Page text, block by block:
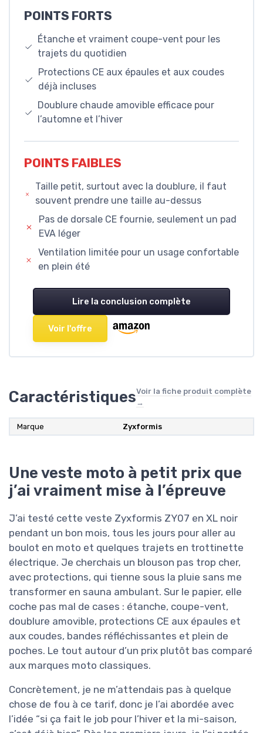
POINTS FORTS
Étanche et vraiment coupe-vent pour les
trajets du quotidien
Protections CE aux épaules et aux coudes
déjà incluses
Doublure chaude amovible efficace pour
l’automne et l’hiver
POINTS FAIBLES
Taille petit, surtout avec la doublure, il faut
souvent prendre une taille au-dessus
Pas de dorsale CE fournie, seulement un pad
EVA léger
Ventilation limitée pour un usage confortable
en plein été
Lire la conclusion complète
Voir l'offre
CaractéristiquesVoir la fiche produit complète
→
Marque Zyxformis
Une veste moto à petit prix que
j’ai vraiment mise à l’épreuve
J’ai testé cette veste Zyxformis ZY07 en XL noir
pendant un bon mois, tous les jours pour aller au
boulot en moto et quelques trajets en trottinette
électrique. Je cherchais un blouson pas trop cher,
avec protections, qui tienne sous la pluie sans me
transformer en sauna ambulant. Sur le papier, elle
coche pas mal de cases : étanche, coupe-vent,
doublure amovible, protections CE aux épaules et
aux coudes, bandes réfléchissantes et plein de
poches. Le tout autour d’un prix plutôt bas comparé
aux marques moto classiques.
Concrètement, je ne m’attendais pas à quelque
chose de fou à ce tarif, donc je l’ai abordée avec
l’idée “si ça fait le job pour l’hiver et la mi-saison,